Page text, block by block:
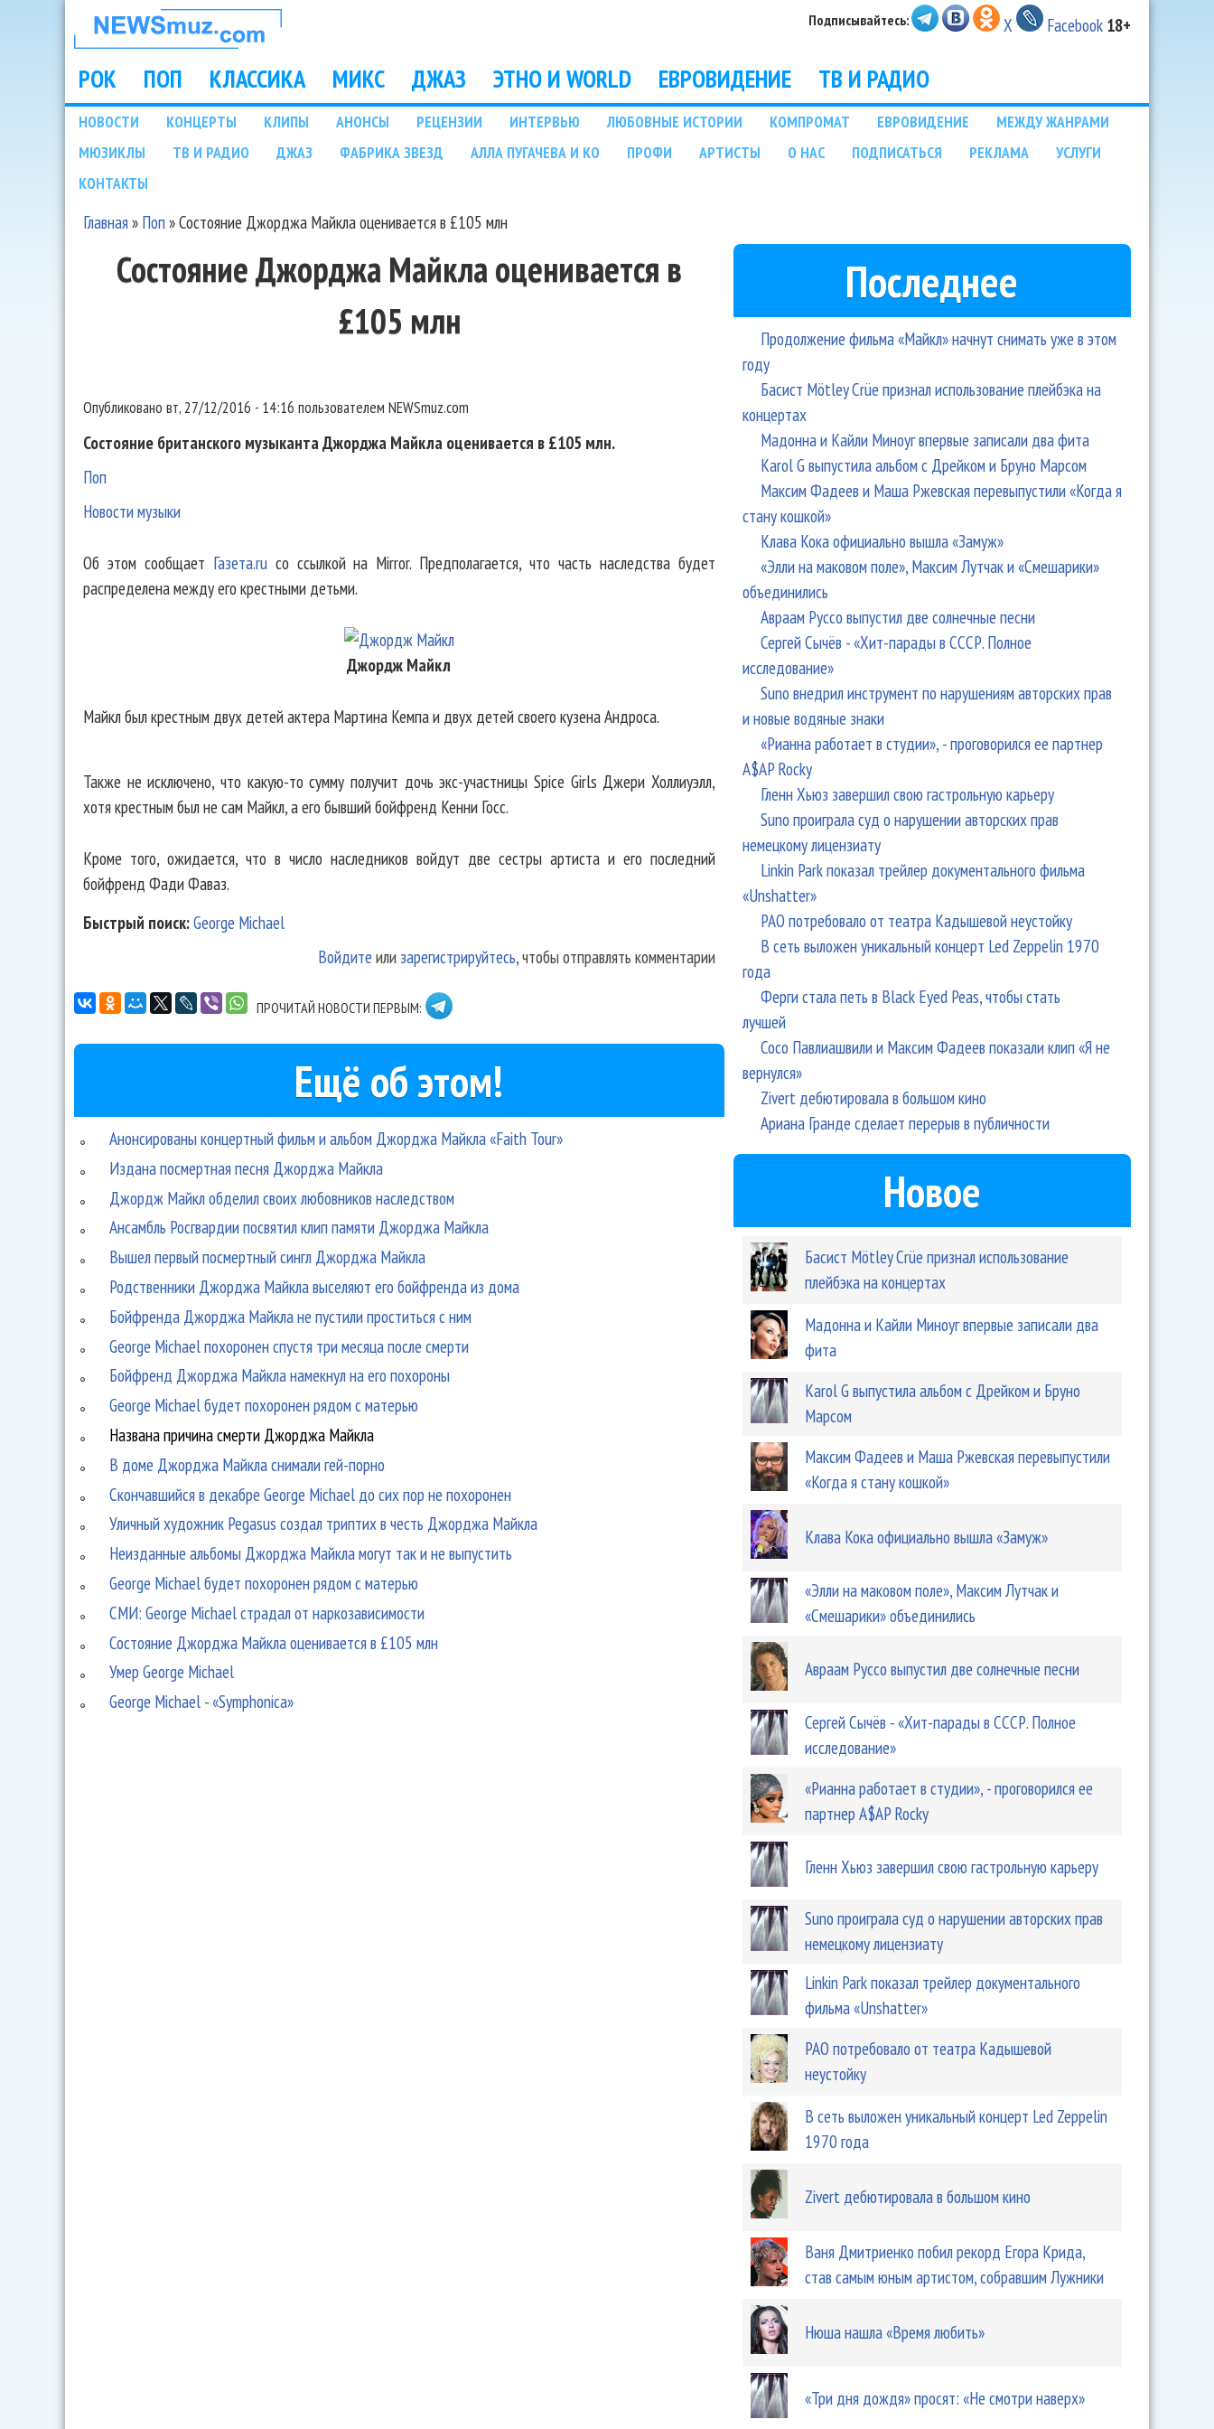
НОВОСТИ
МУЗЫКИ И
ШОУ БИЗНЕСА
NEWSMUZ.COM
Подписывайтесь: X Facebook 18+
Main menu
РОК ПОП КЛАССИКА МИКС ДЖАЗ ЭТНО И WORLD ЕВРОВИДЕНИЕ ТВ И РАДИО
Подразделы
НОВОСТИ КОНЦЕРТЫ КЛИПЫ АНОНСЫ РЕЦЕНЗИИ ИНТЕРВЬЮ ЛЮБОВНЫЕ ИСТОРИИ КОМПРОМАТ ЕВРОВИДЕНИЕ
МЕЖДУ ЖАНРАМИ
МЮЗИКЛЫ
ТВ И РАДИО ДЖАЗ ФАБРИКА ЗВЕЗД АЛЛА ПУГАЧЕВА И КО ПРОФИ АРТИСТЫ О НАС ПОДПИСАТЬСЯ РЕКЛАМА
УСЛУГИ
КОНТАКТЫ
Главная» Поп»Состояние Джорджа Майкла оценивается в £105 млн
Состояние Джорджа Майкла оценивается в
£105 млн
Опубликовано вт, 27/12/2016 - 14:16 пользователем NEWSmuz.com
Состояние британского музыканта Джорджа Майкла оценивается в £105 млн.
Поп
Новости музыки
Об этом сообщает Газета.ruсо ссылкой на Mirror. Предполагается, что часть наследства будет
распределена между его крестными детьми.
Джордж Майкл
Майкл был крестным двух детей актера Мартина Кемпа и двух детей своего кузена Андроса.
Также не исключено, что какую-то сумму получит дочь экс-участницы Spice Girls Джери Холлиуэлл,
хотя крестным был не сам Майкл, а его бывший бойфренд Кенни Госс.
Кроме того, ожидается, что в число наследников войдут две сестры артиста и его последний
бойфренд Фади Фаваз.
Быстрый поиск:George Michael
Войдите или зарегистрируйтесь, чтобы отправлять комментарии
ПРОЧИТАЙ НОВОСТИ ПЕРВЫМ:
Ещё об этом!
Анонсированы концертный фильм и альбом Джорджа Майкла «Faith Tour»
Издана посмертная песня Джорджа Майкла
Джордж Майкл обделил своих любовников наследством
Ансамбль Росгвардии посвятил клип памяти Джорджа Майкла
Вышел первый посмертный сингл Джорджа Майкла
Родственники Джорджа Майкла выселяют его бойфренда из дома
Бойфренда Джорджа Майкла не пустили проститься с ним
George Michael похоронен спустя три месяца после смерти
Бойфренд Джорджа Майкла намекнул на его похороны
George Michael будет похоронен рядом с матерью
Названа причина смерти Джорджа Майкла
В доме Джорджа Майкла снимали гей-порно
Скончавшийся в декабре George Michael до сих пор не похоронен
Уличный художник Pegasus создал триптих в честь Джорджа Майкла
Неизданные альбомы Джорджа Майкла могут так и не выпустить
George Michael будет похоронен рядом с матерью
СМИ: George Michael страдал от наркозависимости
Состояние Джорджа Майкла оценивается в £105 млн
Умер George Michael
George Michael - «Symphonica»
Последнее
Продолжение фильма «Майкл» начнут снимать уже в этом
году
Басист Mötley Crüe признал использование плейбэка на
концертах
Мадонна и Кайли Миноуг впервые записали два фита
Karol G выпустила альбом с Дрейком и Бруно Марсом
Максим Фадеев и Маша Ржевская перевыпустили «Когда я
стану кошкой»
Клава Кока официально вышла «Замуж»
«Элли на маковом поле», Максим Лутчак и «Смешарики»
объединились
Авраам Руссо выпустил две солнечные песни
Сергей Сычёв - «Хит-парады в СССР. Полное
исследование»
Suno внедрил инструмент по нарушениям авторских прав
и новые водяные знаки
«Рианна работает в студии», - проговорился ее партнер
A$AP Rocky
Гленн Хьюз завершил свою гастрольную карьеру
Suno проиграла суд о нарушении авторских прав
немецкому лицензиату
Linkin Park показал трейлер документального фильма
«Unshatter»
РАО потребовало от театра Кадышевой неустойку
В сеть выложен уникальный концерт Led Zeppelin 1970
года
Ферги стала петь в Black Eyed Peas, чтобы стать
лучшей
Сосо Павлиашвили и Максим Фадеев показали клип «Я не
вернулся»
Zivert дебютировала в большом кино
Ариана Гранде сделает перерыв в публичности
Новое
Басист Mötley Crüe признал использование
плейбэка на концертах
Мадонна и Кайли Миноуг впервые записали два
фита
Karol G выпустила альбом с Дрейком и Бруно
Марсом
Максим Фадеев и Маша Ржевская перевыпустили
«Когда я стану кошкой»
Клава Кока официально вышла «Замуж»
«Элли на маковом поле», Максим Лутчак и
«Смешарики» объединились
Авраам Руссо выпустил две солнечные песни
Сергей Сычёв - «Хит-парады в СССР. Полное
исследование»
«Рианна работает в студии», - проговорился ее
партнер A$AP Rocky
Гленн Хьюз завершил свою гастрольную карьеру
Suno проиграла суд о нарушении авторских прав
немецкому лицензиату
Linkin Park показал трейлер документального
фильма «Unshatter»
РАО потребовало от театра Кадышевой
неустойку
В сеть выложен уникальный концерт Led Zeppelin
1970 года
Zivert дебютировала в большом кино
Ваня Дмитриенко побил рекорд Егора Крида,
став самым юным артистом, собравшим Лужники
Нюша нашла «Время любить»
«Три дня дождя» просят: «Не смотри наверх»